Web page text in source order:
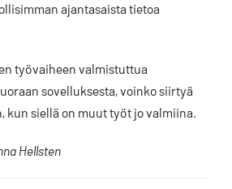
ajantasaista tietoa
työvaiheen valmistuttua
sovelluksesta, voinko siirtyä
kun siellä on muut työt jo valmiina.
Hellsten